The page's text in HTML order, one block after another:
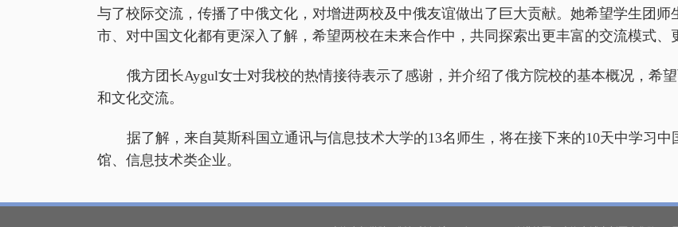
与了校际交流，传播了中俄文化，对增进两校及中俄友谊做出了巨大贡献。她希望学生团
市、对中国文化都有更深入了解，希望两校在未来合作中，共同探索出更丰富的交流模式、
俄方团长Aygul女士对我校的热情接待表示了感谢，并介绍了俄方院校的基本概况，希
和文化交流。
据了解，来自莫斯科国立通讯与信息技术大学的13名师生，将在接下来的10天中学习中
馆、信息技术类企业。